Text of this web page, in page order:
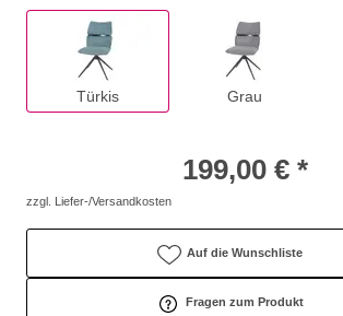
Türkis Grau
199,00 € *
zzgl. Liefer-/Versandkosten
Auf die Wunschliste
Fragen zum Produkt